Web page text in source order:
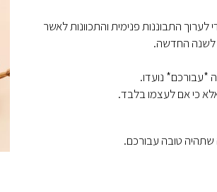
לערוך התבוננות פנימית והתכוונות לאשר
לשנה החדשה.
נועדו.
אלא כי אם לעצמו בלבד.
שתהיה טובה עבורכם.